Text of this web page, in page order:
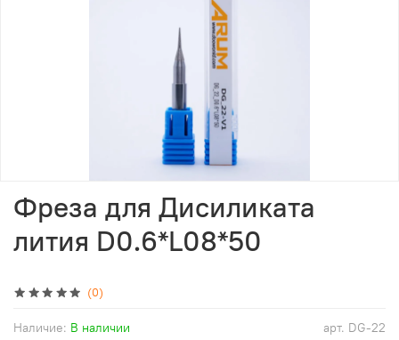
(0)
арт. DG-22
Наличие: В наличии
Фреза для Дисиликата
лития D0.6*L08*50